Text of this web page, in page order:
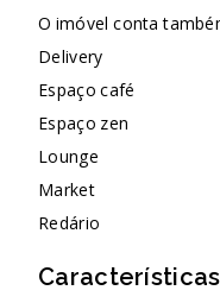
O imóvel conta
Delivery
Espaço café
Espaço zen
Lounge
Market
Redário